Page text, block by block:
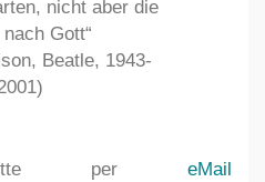
nicht aber die
Gott“
Beatle, 1943-
bitte per eMail